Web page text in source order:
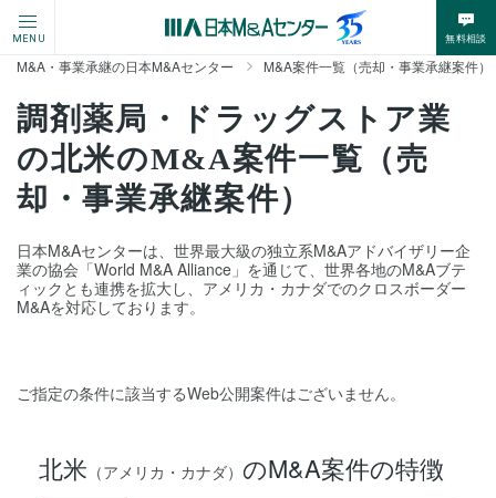
MENU 無料相談
M&A・事業承継の日本M&Aセンター M&A案件一覧（売却・事業承継案件）
調剤薬局・ドラッグストア業
の北米のM&A案件一覧（売
却・事業承継案件）
日本M&Aセンターは、世界最大級の独立系M&Aアドバイザリー企
業の協会「World M&A Alliance」を通じて、世界各地のM&Aブテ
ィックとも連携を拡大し、アメリカ・カナダでのクロスボーダー
M&Aを対応しております。
ご指定の条件に該当するWeb公開案件はございません。
北米 （アメリカ・カナダ） のM&A案件の特徴